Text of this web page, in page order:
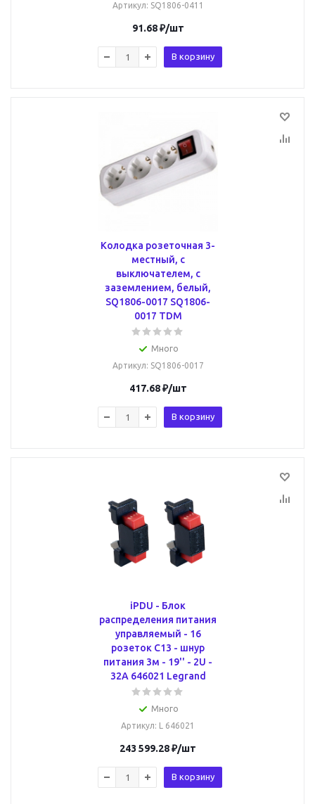
Артикул: SQ1806-0411
91.68₽/шт
В корзину
Колодка розеточная 3-
местный, с
выключателем, с
заземлением, белый,
SQ1806-0017 SQ1806-
0017 TDM
Много
Артикул: SQ1806-0017
417.68₽/шт
В корзину
iPDU - Блок
распределения питания
управляемый - 16
розеток С13 - шнур
питания 3м - 19'' - 2U -
32A 646021 Legrand
Много
Артикул: L 646021
243 599.28₽/шт
В корзину